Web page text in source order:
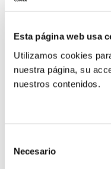
Esta página web usa
Utilizamos cookies
nuestra página, su
nuestros contenidos.
Necesario
General
· Envío a la misión
(Superiora
(Vicaria para las